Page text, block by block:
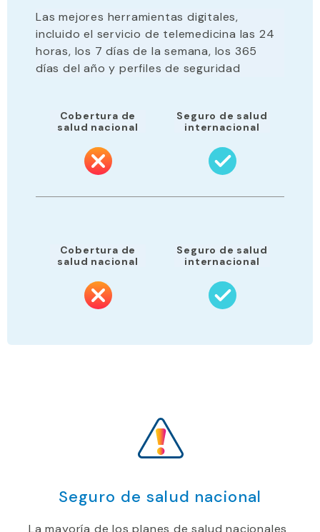
Las mejores herramientas digitales,
incluido el servicio de telemedicina las 24
horas, los 7 días de la semana, los 365
días del año y perfiles de seguridad
Cobertura de
salud nacional
Seguro de salud
internacional
Cobertura de
salud nacional
Seguro de salud
internacional
Seguro de salud nacional
La mayoría de los planes de salud nacionales